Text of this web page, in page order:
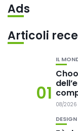
Ads
Articoli
01
IL
08/2026